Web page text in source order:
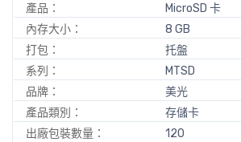
產品：
MicroSD 卡
內存大小：
8 GB
打包：
托盤
系列：
MTSD
品牌：
美光
產品類別：
存儲卡
出廠包裝數量：
120